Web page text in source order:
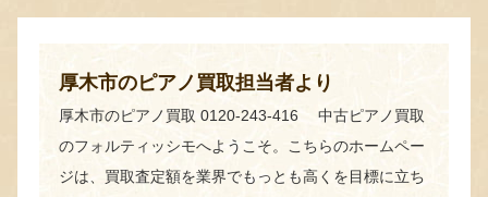
厚木市のピアノ買取担当者より
厚木市のピアノ買取 0120-243-416 中古ピアノ買取
のフォルティッシモへようこそ。こちらのホームペー
ジは、買取査定額を業界でもっとも高くを目標に立ち